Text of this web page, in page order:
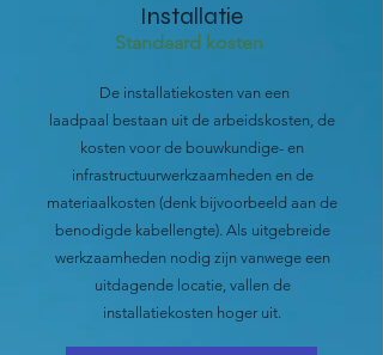
Installatie
Standaard kosten
De installatiekosten van een
laadpaal bestaan uit de arbeidskosten, de
kosten voor de bouwkundige- en
infrastructuurwerkzaamheden en de
materiaalkosten (denk bijvoorbeeld aan de
benodigde kabellengte). Als uitgebreide
werkzaamheden nodig zijn vanwege een
uitdagende locatie, vallen de
installatiekosten hoger uit.